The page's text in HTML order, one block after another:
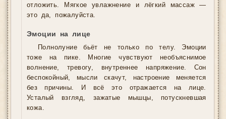
отложить. Мягкое увлажнение и лёгкий массаж —
это да, пожалуйста.
Эмоции на лице
Полнолуние бьёт не только по телу. Эмоции
тоже на пике. Многие чувствуют необъяснимое
волнение, тревогу, внутреннее напряжение. Сон
беспокойный, мысли скачут, настроение меняется
без причины. И всё это отражается на лице.
Усталый взгляд, зажатые мышцы, потускневшая
кожа.